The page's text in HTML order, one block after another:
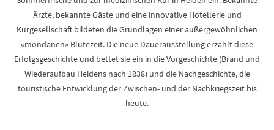
Ärzte, bekannte Gäste und eine innovative Hotellerie und
Kurgesellschaft bildeten die Grundlagen einer außergewöhnlichen
«mondänen» Blütezeit. Die neue Dauerausstellung erzählt diese
Erfolgsgeschichte und bettet sie ein in die Vorgeschichte (Brand und
Wiederaufbau Heidens nach 1838) und die Nachgeschichte, die
touristische Entwicklung der Zwischen- und der Nachkriegszeit bis
heute.